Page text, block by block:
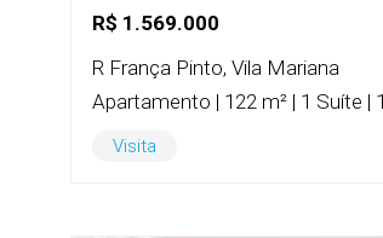
R$ 1.569.000
R França Pinto, Vila Mariana
Apartamento | 122 m² | 1 Suíte |
Visita